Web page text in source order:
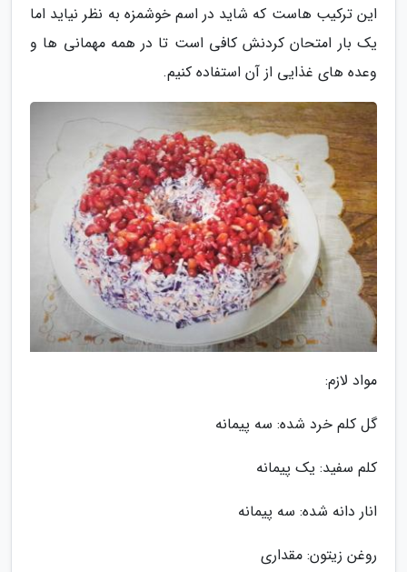
این ترکیب هاست که شاید در اسم خوشمزه به نظر نیاید اما
یک بار امتحان کردنش کافی است تا در همه مهمانی ها و
وعده های غذایی از آن استفاده کنیم.
مواد لازم:
گل کلم خرد شده: سه پیمانه
کلم سفید: یک پیمانه
انار دانه شده: سه پیمانه
روغن زیتون: مقداری